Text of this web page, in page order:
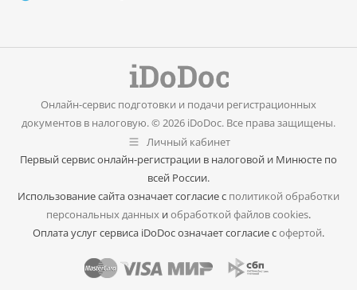
Онлайн-сервис подготовки и подачи регистрационных
документов в налоговую. © 2026 iDoDoc. Все права защищены.
Личный кабинет
Первый сервис онлайн-регистрации в налоговой и Минюсте по
всей России.
Использование сайта означает согласие с политикой обработки
персональных данных иобработкой файлов cookies.
Оплата услуг сервиса iDoDoc означает согласие софертой.